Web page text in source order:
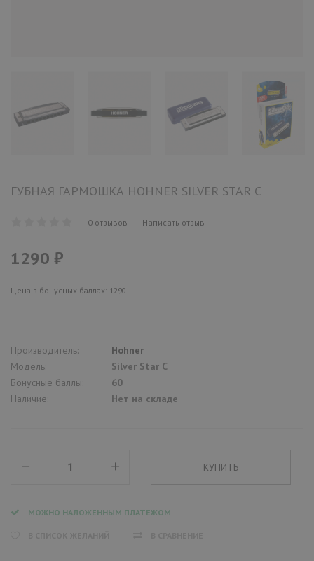
ГУБНАЯ ГАРМОШКА HOHNER SILVER STAR C
0 отзывов | Написать отзыв
1290 ₽
Цена в бонусных баллах: 1290
Производитель:
Hohner
Модель:
Silver Star C
Бонусные баллы:
60
Наличие:
Нет на складе
МОЖНО НАЛОЖЕННЫМ ПЛАТЕЖОМ